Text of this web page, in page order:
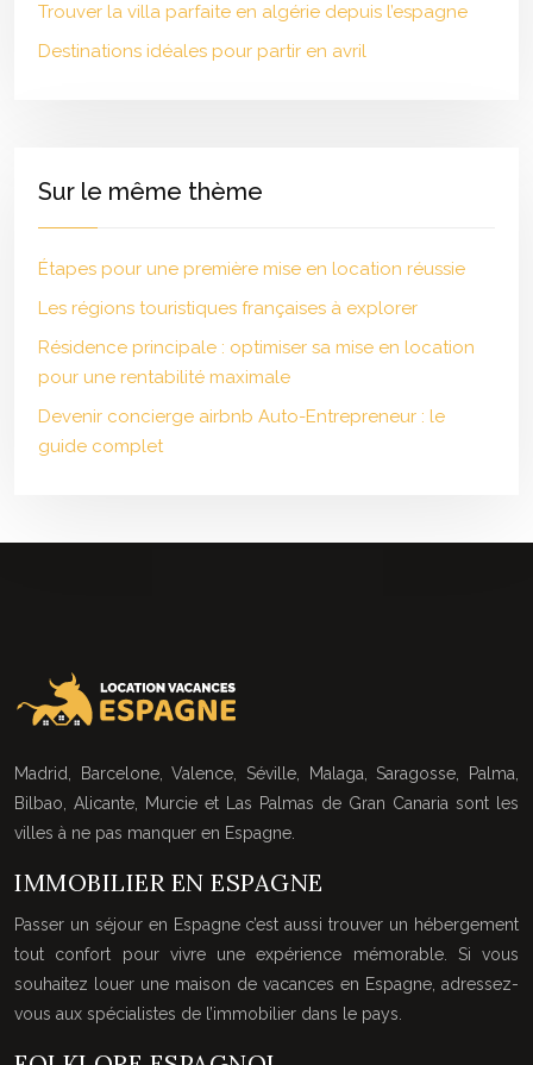
Trouver la villa parfaite en algérie depuis l’espagne
Destinations idéales pour partir en avril
Sur le même thème
Étapes pour une première mise en location réussie
Les régions touristiques françaises à explorer
Résidence principale : optimiser sa mise en location
pour une rentabilité maximale
Devenir concierge airbnb Auto-Entrepreneur : le
guide complet
Madrid, Barcelone, Valence, Séville, Malaga, Saragosse, Palma,
Bilbao, Alicante, Murcie et Las Palmas de Gran Canaria sont les
villes à ne pas manquer en Espagne.
IMMOBILIER EN ESPAGNE
Passer un séjour en Espagne c’est aussi trouver un hébergement
tout confort pour vivre une expérience mémorable. Si vous
souhaitez louer une maison de vacances en Espagne, adressez-
vous aux spécialistes de l’immobilier dans le pays.